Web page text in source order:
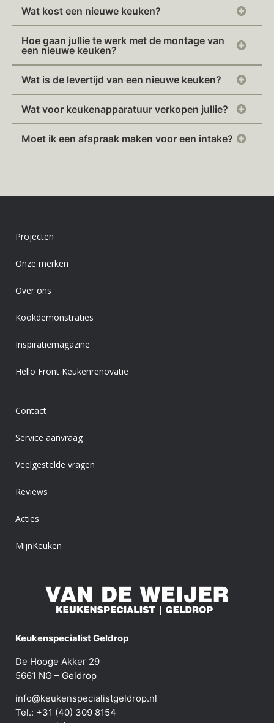
Wat kost een nieuwe keuken?
Hoe gaan jullie te werk met de montage van
een nieuwe keuken?
Wat is de levertijd van een nieuwe keuken?
Wat voor keukenapparatuur verkopen jullie?
Moet ik een afspraak maken voor een intake?
Projecten
Onze merken
Over ons
Kookdemonstraties
Inspiratiemagazine
Hello Front Keukenrenovatie
Contact
Service aanvraag
Veelgestelde vragen
Reviews
Acties
MijnKeuken
Keukenspecialist Geldrop
De Hooge Akker 29
5661 NG – Geldrop
info@keukenspecialistgeldrop.nl
Tel.: +31 (40) 309 8154